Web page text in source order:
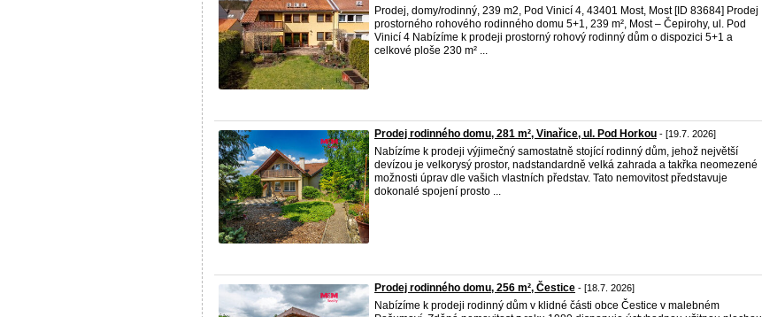
Prodej, domy/rodinný, 239 m2, Pod Vinicí 4, 43401 Most, Most [ID 83684] Prodej
prostorného rohového rodinného domu 5+1, 239 m², Most – Čepirohy, ul. Pod
Vinicí 4 Nabízíme k prodeji prostorný rohový rodinný dům o dispozici 5+1 a
celkové ploše 230 m² ...
Prodej rodinného domu, 281 m², Vinařice, ul. Pod Horkou - [19.7. 2026]
Nabízíme k prodeji výjimečný samostatně stojící rodinný dům, jehož největší
devízou je velkorysý prostor, nadstandardně velká zahrada a takřka neomezené
možnosti úprav dle vašich vlastních představ. Tato nemovitost představuje
dokonalé spojení prosto ...
Prodej rodinného domu, 256 m², Čestice - [18.7. 2026]
Nabízíme k prodeji rodinný dům v klidné části obce Čestice v malebném